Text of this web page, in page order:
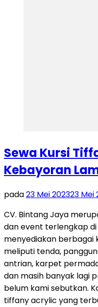
Sewa Kursi
Kebayoran
pada23 Mei 202323 Mei
CV. Bintang Jaya
dan event terlengkap
menyediakan berbagai
meliputi tenda,
antrian, karpet
dan masih banyak lagi
belum kami sebutkan.
tiffany acrylic yang